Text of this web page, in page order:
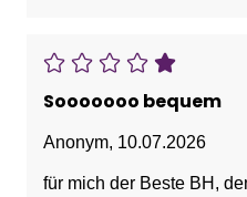
Kann ich wirklich nur
Sooooooo bequem
Anonym, 10.07.2026
für mich der Beste BH,